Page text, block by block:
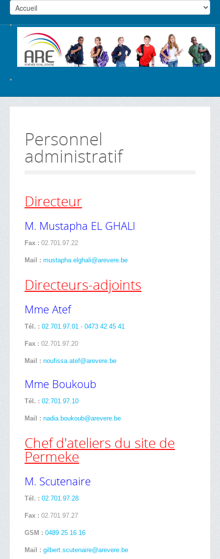
Personnel
administratif
Directeur
M. Mustapha EL GHALI
Fax : 02.701.97.22
Mail : mustapha.elghali@arevere.be
Directeurs-adjoints
Mme Atef
Tél. : 02.701.97.01 - 0473 42 45 41
Fax : 02.701.97.20
Mail : noufissa.atef@arevere.be
Mme Boukoub
Tél. : 02.701.97.10
Mail : nadia.boukoub@arevere.be
Chef d'ateliers du site de
Permeke
M. Scutenaire
Tél. : 02.701.97.28
Fax : 02.701.97.27
GSM : 0489 25 16 16
Mail : gilbert.scutenaire@arevere.be